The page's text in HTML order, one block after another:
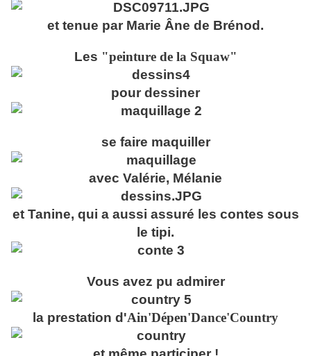
et tenue par Marie Âne de Brénod.
Les "peinture de la Squaw"
pour dessiner
se faire maquiller
avec Valérie, Mélanie
et Tanine, qui a aussi assuré les contes sous
le tipi.
Vous avez pu admirer
la prestation d'Ain'Dépen'Dance'Country